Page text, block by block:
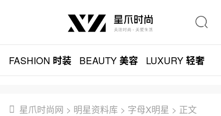
FASHION 时装 BEAUTY美容 LUXURY轻奢
星爪时尚网 > 明星资料库 > 字母X明星 > 正文